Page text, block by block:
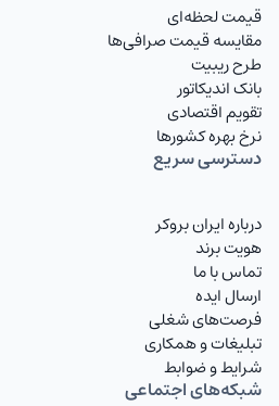
قیمت لحظه‌ای
مقایسه قیمت صرافی‌ها
طرح ریبیت
بانک اندیکاتور
تقویم اقتصادی
نرخ بهره کشورها
دسترسی سریع
درباره ایران بروکر
هویت برند
تماس با ما
ارسال ایده
فرصت‌های شغلی
تبلیغات و همکاری
شرایط و ضوابط
شبکه‌های اجتماعی